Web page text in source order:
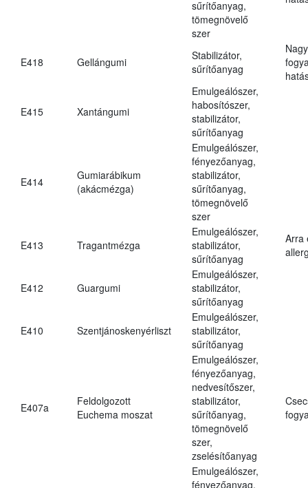
sűrítőanyag,
tömegnövelő
szer
E418 Gellángumi
Stabilizátor,
sűrítőanyag
E415 Xantángumi
Emulgeálószer,
habosítószer,
stabilizátor,
sűrítőanyag
E414
Gumiarábikum
(akácmézga)
Emulgeálószer,
fényezőanyag,
stabilizátor,
sűrítőanyag,
tömegnövelő
szer
E413 Tragantmézga
Emulgeálószer,
stabilizátor,
sűrítőanyag
Arra
E412 Guargumi
Emulgeálószer,
stabilizátor,
sűrítőanyag
E410 Szentjánoskenyérliszt
Emulgeálószer,
stabilizátor,
sűrítőanyag
E407a
Feldolgozott
Euchema moszat
Emulgeálószer,
fényezőanyag,
nedvesítőszer,
stabilizátor,
sűrítőanyag,
tömegnövelő
szer,
zselésítőanyag
Emulgeálószer,
fényezőanyag,